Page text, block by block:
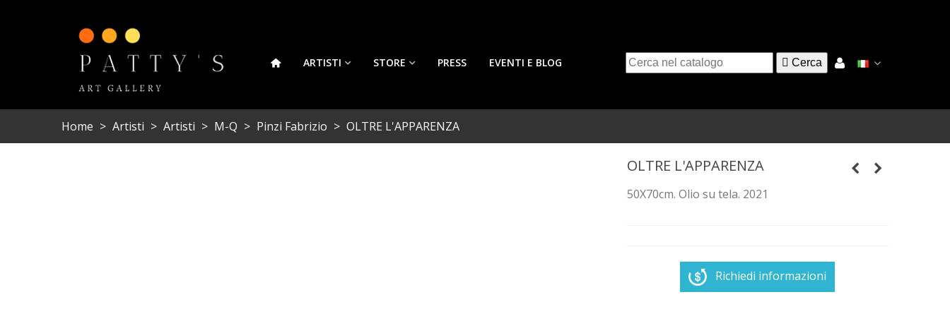
ARTISTI STORE PRESS EVENTI E BLOG  Cerca
Home > Artisti > Artisti > M-Q > Pinzi Fabrizio > OLTRE L'APPARENZA
OLTRE L'APPARENZA
50X70cm. Olio su tela. 2021
Richiedi informazioni